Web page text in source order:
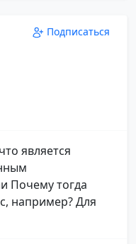
Подписаться
является
Почему тогда
например? Для